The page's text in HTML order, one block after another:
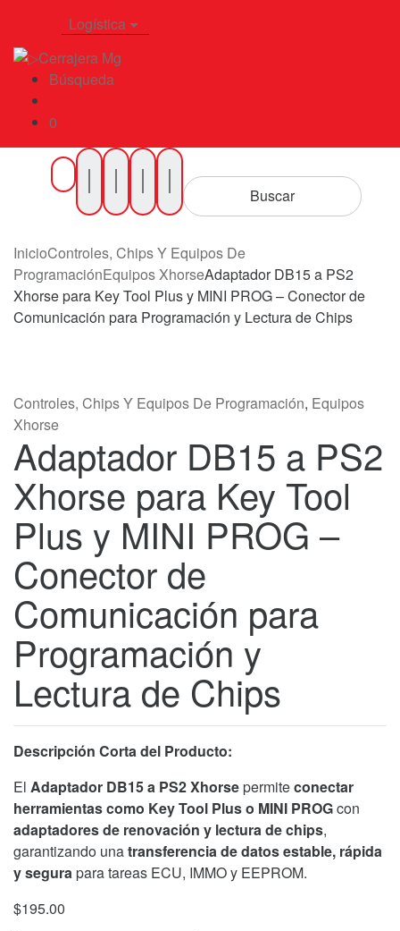
Logística
Búsqueda
0
Buscar
por
Productos
Buscar
InicioControles, Chips Y Equipos De
ProgramaciónEquipos XhorseAdaptador DB15 a PS2
Xhorse para Key Tool Plus y MINI PROG – Conector de
Comunicación para Programación y Lectura de Chips
Controles, Chips Y Equipos De Programación, Equipos
Xhorse
Adaptador DB15 a PS2
Xhorse para Key Tool
Plus y MINI PROG –
Conector de
Comunicación para
Programación y
Lectura de Chips
Descripción Corta del Producto:
El Adaptador DB15 a PS2 Xhorsepermiteconectar
herramientas como Key Tool Plus o MINI PROGcon
adaptadores de renovación y lectura de chips,
garantizando unatransferencia de datos estable, rápida
y segurapara tareas ECU, IMMO y EEPROM.
$195.00